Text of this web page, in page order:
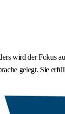
wird der Fokus
gelegt. Sie